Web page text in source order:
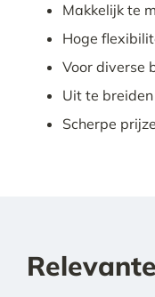
Makkelijk te
Hoge
Voor diverse
Uit te
Scherpe